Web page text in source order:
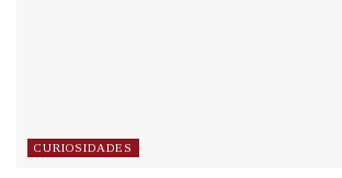
CURIOSIDADES